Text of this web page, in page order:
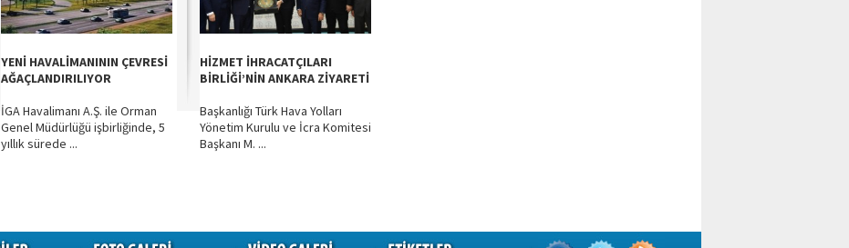
YENİ HAVALİMANININ ÇEVRESİ
AĞAÇLANDIRILIYOR
İGA Havalimanı A.Ş. ile Orman
Genel Müdürlüğü işbirliğinde, 5
yıllık sürede ...
HİZMET İHRACATÇILARI
BİRLİĞİ’NİN ANKARA ZİYARETİ
Başkanlığı Türk Hava Yolları
Yönetim Kurulu ve İcra Komitesi
Başkanı M. ...